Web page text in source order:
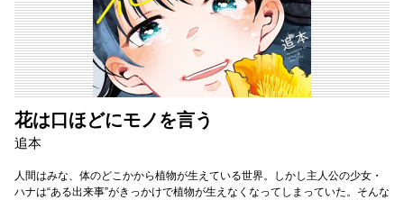
花は口ほどにモノを言う
追本
人間はみな、体のどこかから植物が生えている世界。しかし主人公の少女・
ハナは“ある出来事”がきっかけで植物が生えなくなってしまっていた。そんな